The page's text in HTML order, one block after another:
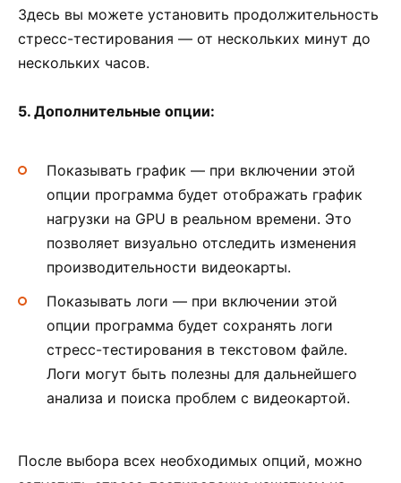
Здесь вы можете установить продолжительность
стресс-тестирования — от нескольких минут до
нескольких часов.
5. Дополнительные опции:
Показывать график — при включении этой
опции программа будет отображать график
нагрузки на GPU в реальном времени. Это
позволяет визуально отследить изменения
производительности видеокарты.
Показывать логи — при включении этой
опции программа будет сохранять логи
стресс-тестирования в текстовом файле.
Логи могут быть полезны для дальнейшего
анализа и поиска проблем с видеокартой.
После выбора всех необходимых опций, можно